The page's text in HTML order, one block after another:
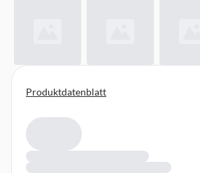
Produktdatenblatt